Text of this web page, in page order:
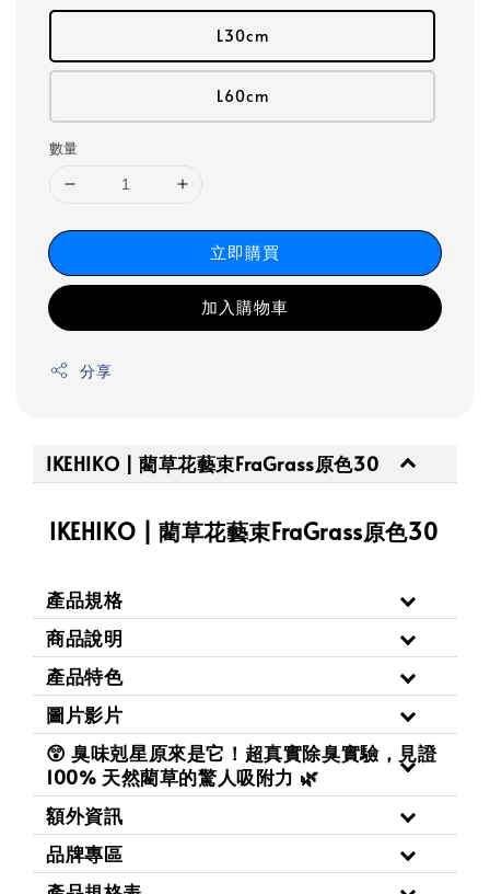
L30cm
L60cm
數量
立即購買
加入購物車
分享
IKEHIKO | 藺草花藝束FraGrass原色30
IKEHIKO | 藺草花藝束FraGrass原色30
產品規格
商品說明
產品特色
圖片影片
😲 臭味剋星原來是它！超真實除臭實驗，見證
100% 天然藺草的驚人吸附力 🌿
額外資訊
品牌專區